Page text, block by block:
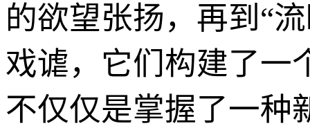
的欲望张扬，再到“
戏谑，它们构建了一
不仅仅是掌握了一种